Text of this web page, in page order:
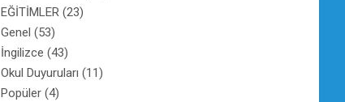
EĞİTİMLER (23)
Genel (53)
İngilizce (43)
Okul Duyuruları (11)
Popüler (4)